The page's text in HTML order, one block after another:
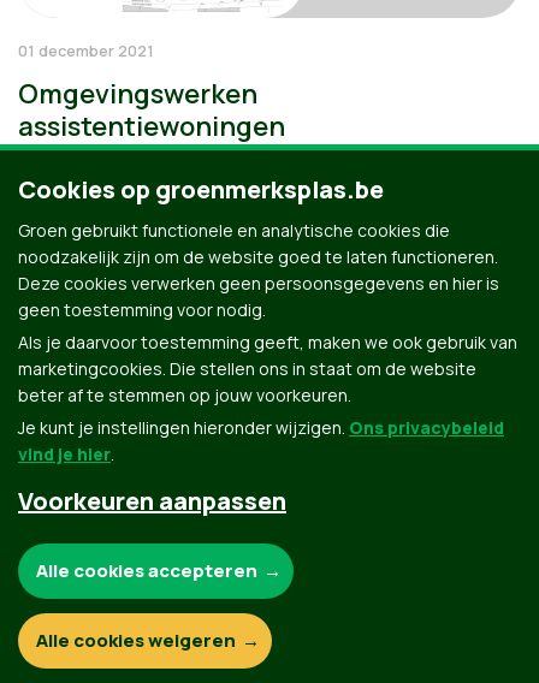
01 december 2021
Omgevingswerken
assistentiewoningen
Groen.be
© Copyright Groen 2026 | Gemaakt met NationBuilder
Contact Privacybeleid
Cookies op groenmerksplas.be
Groen gebruikt functionele en analytische cookies die
noodzakelijk zijn om de website goed te laten functioneren.
Deze cookies verwerken geen persoonsgegevens en hier is
geen toestemming voor nodig.
Als je daarvoor toestemming geeft, maken we ook gebruik van
marketingcookies. Die stellen ons in staat om de website
beter af te stemmen op jouw voorkeuren.
Je kunt je instellingen hieronder wijzigen. Ons privacybeleid
vind je hier.
Voorkeuren aanpassen
Functionele en analytische cookies:
Alle cookies accepteren
Alle cookies weigeren